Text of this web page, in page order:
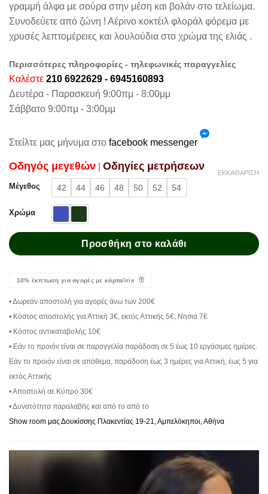
γραμμή άλφα με σούρα στην μέση και βολάν στο τελείωμα.
Συνοδεύετε από ζώνη ! Αέρινο κοκτέιλ φλοράλ φόρεμα με
χρυσές λεπτομέρειες και λουλούδια στο χρώμα της ελιάς .
Περισσότερες πληροφορίες - τηλεφωνικές παραγγελίες
Καλέστε 210 6922629 - 6945160893
Δευτέρα - Παρασκευή 9:00πμ - 8:00μμ
Σάββατο 9:00πμ - 3:00μμ
Στείλτε μας μήνυμα στο facebook messenger
Oδηγός μεγεθών Oδηγίες μετρήσεων
Μέγεθος 42 44 46 48 50 52 54
Χρώμα
ΕΚΚΑΘΆΡΙΣΗ
Προσθήκη στο καλάθι
10% έκπτωση για αγορές με κάρτα/iris
• Δωρεάν αποστολή για αγορές άνω των 200€
• Κόστος αποστολής για Αττική 3€, εκτός Αττικής 5€, Νησιά 7€
• Κόστος αντικαταβολής 10€
• Εάν το προιόν είναι σε παραγγελία παράδοση σε 5 έως 10 εργάσιμες ημέρες.
Εάν το προιόν είναι σε απόθεμα, παράδοση έως 3 ημέρες για Αττική, έως 5 για
εκτός Αττικής
• Αποστολή σε Κύπρο 30€
• Δυνατότητα παραλαβής και από το από το
Show room μας Δουκίσσης Πλακεντίας 19-21, Αμπελόκηποι, Αθήνα